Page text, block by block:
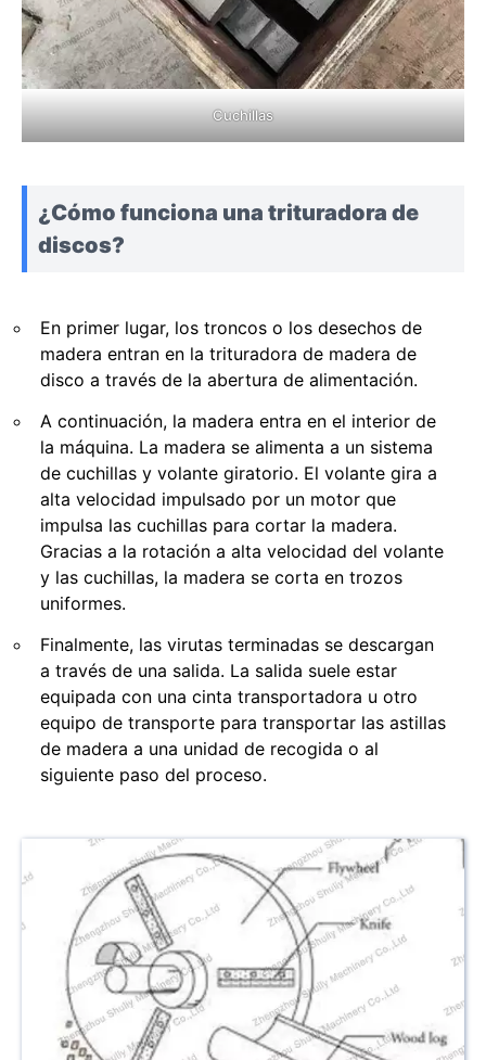
Cuchillas
¿Cómo funciona una trituradora de
discos?
En primer lugar, los troncos o los desechos de
madera entran en la trituradora de madera de
disco a través de la abertura de alimentación.
A continuación, la madera entra en el interior de
la máquina. La madera se alimenta a un sistema
de cuchillas y volante giratorio. El volante gira a
alta velocidad impulsado por un motor que
impulsa las cuchillas para cortar la madera.
Gracias a la rotación a alta velocidad del volante
y las cuchillas, la madera se corta en trozos
uniformes.
Finalmente, las virutas terminadas se descargan
a través de una salida. La salida suele estar
equipada con una cinta transportadora u otro
equipo de transporte para transportar las astillas
de madera a una unidad de recogida o al
siguiente paso del proceso.